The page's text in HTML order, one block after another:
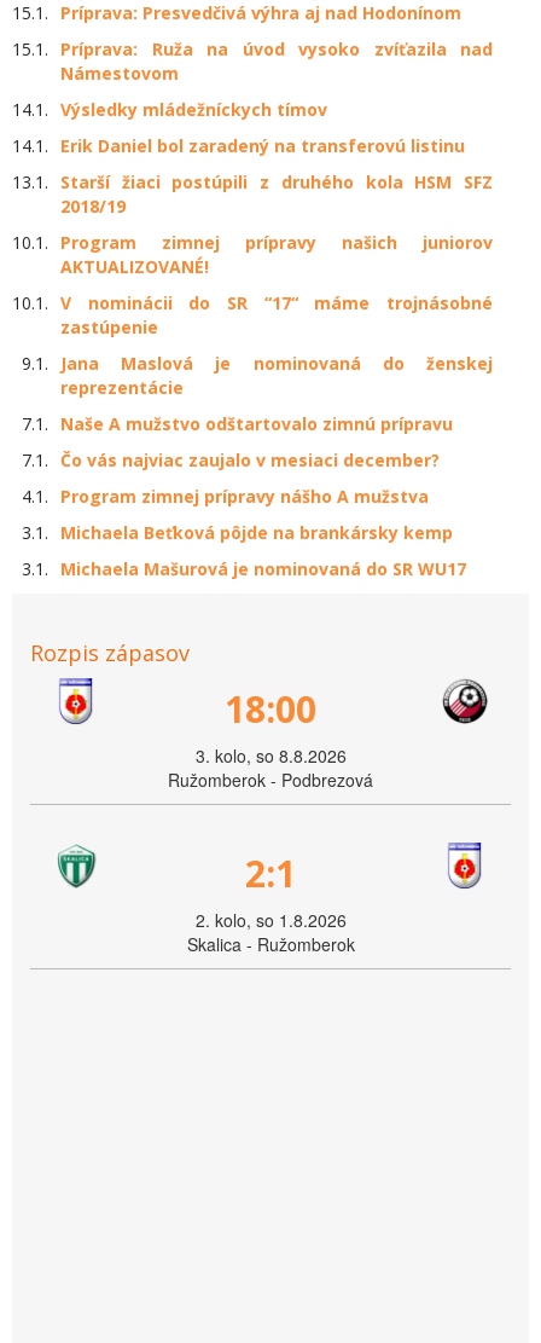
15.1.
Príprava: Presvedčivá výhra aj nad Hodonínom
15.1.
Príprava: Ruža na úvod vysoko zvíťazila nad
Námestovom
14.1. Výsledky mládežníckych tímov
14.1.
Erik Daniel bol zaradený na transferovú listinu
13.1.
Starší žiaci postúpili z druhého kola HSM SFZ
2018/19
10.1.
Program zimnej prípravy našich juniorov
AKTUALIZOVANÉ!
10.1. V nominácii do SR “17“ máme trojnásobné
zastúpenie
9.1.
Jana Maslová je nominovaná do ženskej
reprezentácie
7.1.
Naše A mužstvo odštartovalo zimnú prípravu
7.1. Čo vás najviac zaujalo v mesiaci december?
4.1.
Program zimnej prípravy nášho A mužstva
3.1.
Michaela Beťková pôjde na brankársky kemp
3.1.
Michaela Mašurová je nominovaná do SR WU17
Rozpis zápasov
18:00
3. kolo, so 8.8.2026
Ružomberok - Podbrezová
2:1
2. kolo, so 1.8.2026
Skalica - Ružomberok